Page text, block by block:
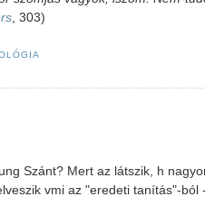
, 303)
Szánt? Mert az látszik, h
vmi az "eredeti tanítás"-ból